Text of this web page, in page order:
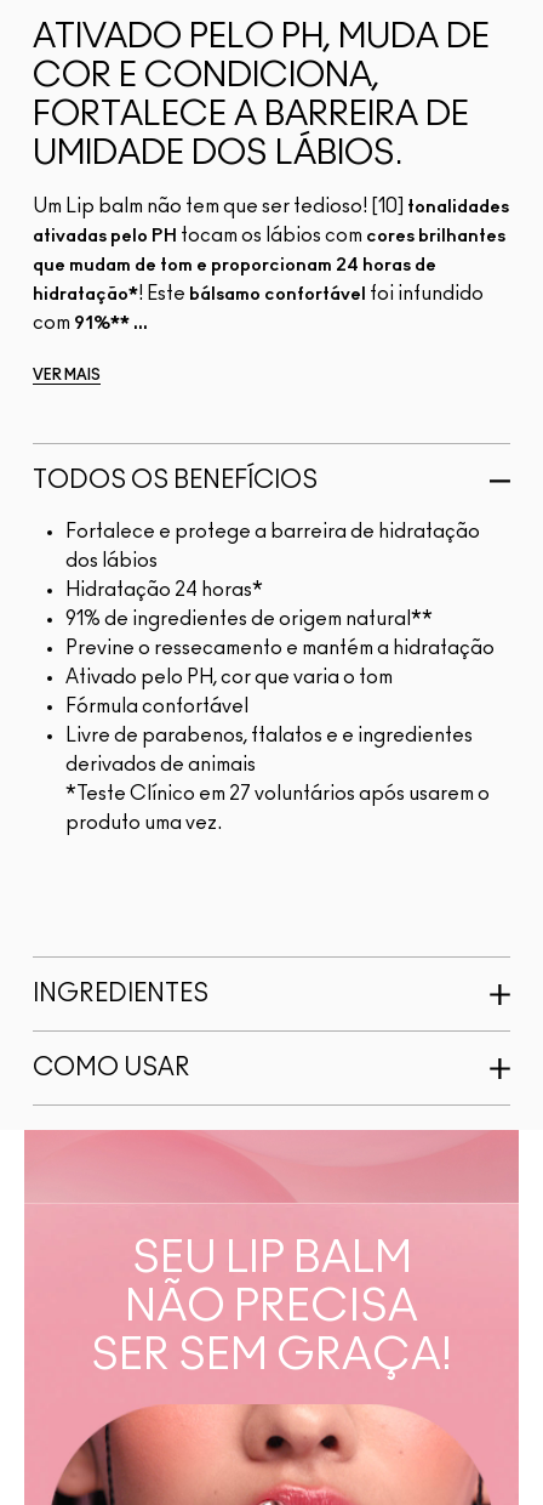
ATIVADO PELO PH, MUDA DE
COR E CONDICIONA,
FORTALECE A BARREIRA DE
UMIDADE DOS LÁBIOS.
Um Lip balm não tem que ser tedioso! [10] tonalidades
ativadas pelo PH tocam os lábios com cores brilhantes
que mudam de tom e proporcionam 24 horas de
hidratação*! Este bálsamo confortável foi infundido
com 91%** ...
VER MAIS
TODOS OS BENEFÍCIOS
Fortalece e protege a barreira de hidratação
dos lábios
Hidratação 24 horas*
91% de ingredientes de origem natural**
Previne o ressecamento e mantém a hidratação
Ativado pelo PH, cor que varia o tom
Fórmula confortável
Livre de parabenos, ftalatos e e ingredientes
derivados de animais
*Teste Clínico em 27 voluntários após usarem o
produto uma vez.
INGREDIENTES
COMO USAR
SEU LIP BALM
NÃO PRECISA
SER SEM GRAÇA!